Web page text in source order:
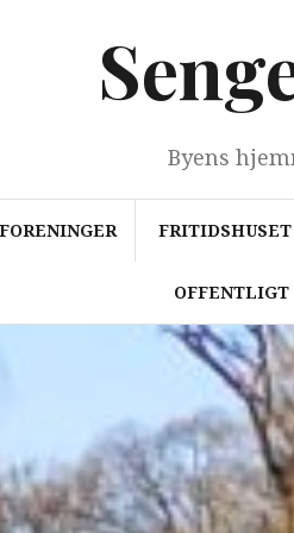
Byens
FRITIDSHUSET
OFFENTLIGT